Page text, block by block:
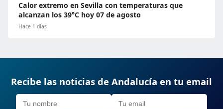
Calor extremo en Sevilla con temperaturas que
alcanzan los 39°C hoy 07 de agosto
Hace 1 días
Recibe las noticias de Andalucía en tu email